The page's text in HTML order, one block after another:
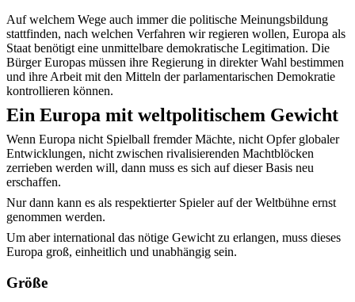
Auf welchem Wege auch immer die politische Meinungsbildung
stattfinden, nach welchen Verfahren wir regieren wollen, Europa als
Staat benötigt eine unmittelbare demokratische Legitimation. Die
Bürger Europas müssen ihre Regierung in direkter Wahl bestimmen
und ihre Arbeit mit den Mitteln der parlamentarischen Demokratie
kontrollieren können.
Ein Europa mit weltpolitischem Gewicht
Wenn Europa nicht Spielball fremder Mächte, nicht Opfer globaler
Entwicklungen, nicht zwischen rivalisierenden Machtblöcken
zerrieben werden will, dann muss es sich auf dieser Basis neu
erschaffen.
Nur dann kann es als respektierter Spieler auf der Weltbühne ernst
genommen werden.
Um aber international das nötige Gewicht zu erlangen, muss dieses
Europa groß, einheitlich und unabhängig sein.
Größe